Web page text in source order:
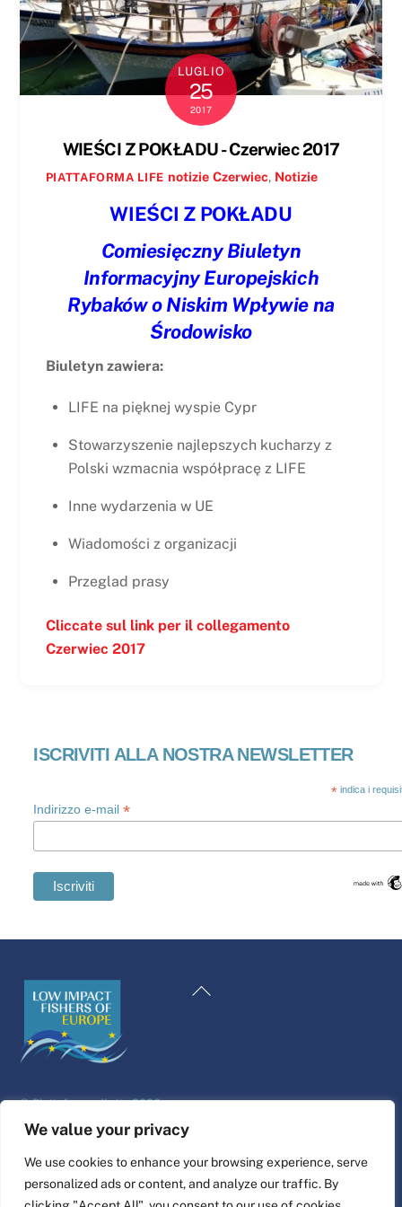
We value your privacy
We use cookies to enhance your browsing experience, serve
personalized ads or content, and analyze our traffic. By
LUGLIO
25
2017
WIEŚCI Z POKŁADU - Czerwiec 2017
PIATTAFORMA LIFE notizie Czerwiec, Notizie
WIEŚCI Z POKŁADU
Comiesięczny Biuletyn
Informacyjny Europejskich
Rybaków o Niskim Wpływie na
Środowisko
Biuletyn zawiera:
LIFE na pięknej wyspie Cypr
Stowarzyszenie najlepszych kucharzy z
Polski wzmacnia współpracę z LIFE
Inne wydarzenia w UE
Wiadomości z organizacji
Przeglad prasy
Cliccate sul link per il collegamento
Czerwiec 2017
ISCRIVITI ALLA NOSTRA NEWSLETTER
* indica i
Indirizzo e-mail*
Torna
©Piattaforma di vita2026
Sito web progettato e realizzato da
Collegare
Dutch
Swedish